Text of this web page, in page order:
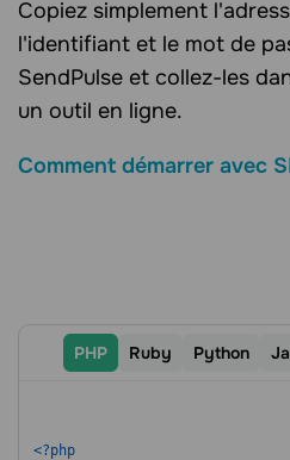
Copiez simplement
l'identifiant et le mot de
SendPulse et collez-les
un outil en ligne.
Comment démarrer avec
PHP Ruby Python
<?php